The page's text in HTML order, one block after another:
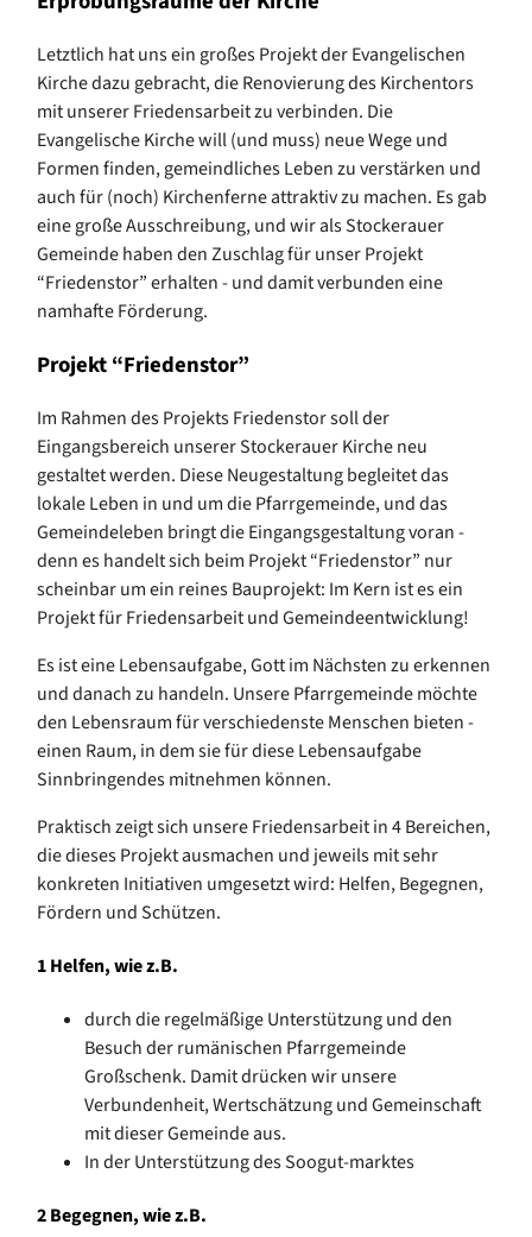
Letztlich hat uns ein großes Projekt der Evangelischen
Kirche dazu gebracht, die Renovierung des Kirchentors
mit unserer Friedensarbeit zu verbinden. Die
Evangelische Kirche will (und muss) neue Wege und
Formen finden, gemeindliches Leben zu verstärken und
auch für (noch) Kirchenferne attraktiv zu machen. Es gab
eine große Ausschreibung, und wir als Stockerauer
Gemeinde haben den Zuschlag für unser Projekt
“Friedenstor” erhalten - und damit verbunden eine
namhafte Förderung.
Projekt “Friedenstor”
Im Rahmen des Projekts Friedenstor soll der
Eingangsbereich unserer Stockerauer Kirche neu
gestaltet werden. Diese Neugestaltung begleitet das
lokale Leben in und um die Pfarrgemeinde, und das
Gemeindeleben bringt die Eingangsgestaltung voran -
denn es handelt sich beim Projekt “Friedenstor” nur
scheinbar um ein reines Bauprojekt: Im Kern ist es ein
Projekt für Friedensarbeit und Gemeindeentwicklung!
Es ist eine Lebensaufgabe, Gott im Nächsten zu erkennen
und danach zu handeln. Unsere Pfarrgemeinde möchte
den Lebensraum für verschiedenste Menschen bieten -
einen Raum, in dem sie für diese Lebensaufgabe
Sinnbringendes mitnehmen können.
Praktisch zeigt sich unsere Friedensarbeit in 4 Bereichen,
die dieses Projekt ausmachen und jeweils mit sehr
konkreten Initiativen umgesetzt wird: Helfen, Begegnen,
Fördern und Schützen.
1 Helfen, wie z.B.
durch die regelmäßige Unterstützung und den
Besuch der rumänischen Pfarrgemeinde
Großschenk. Damit drücken wir unsere
Verbundenheit, Wertschätzung und Gemeinschaft
mit dieser Gemeinde aus.
In der Unterstützung des Soogut-marktes
2 Begegnen, wie z.B.